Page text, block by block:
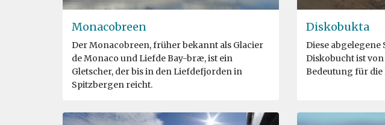
Monacobreen
Der Monacobreen, früher bekannt als Glacier
de Monaco und Liefde Bay-bræ, ist ein
Gletscher, der bis in den Liefdefjorden in
Spitzbergen reicht.
Diskobukta
Diese abgelegene
Diskobucht ist
Bedeutung für